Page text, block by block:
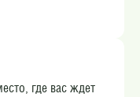
где вас ждет